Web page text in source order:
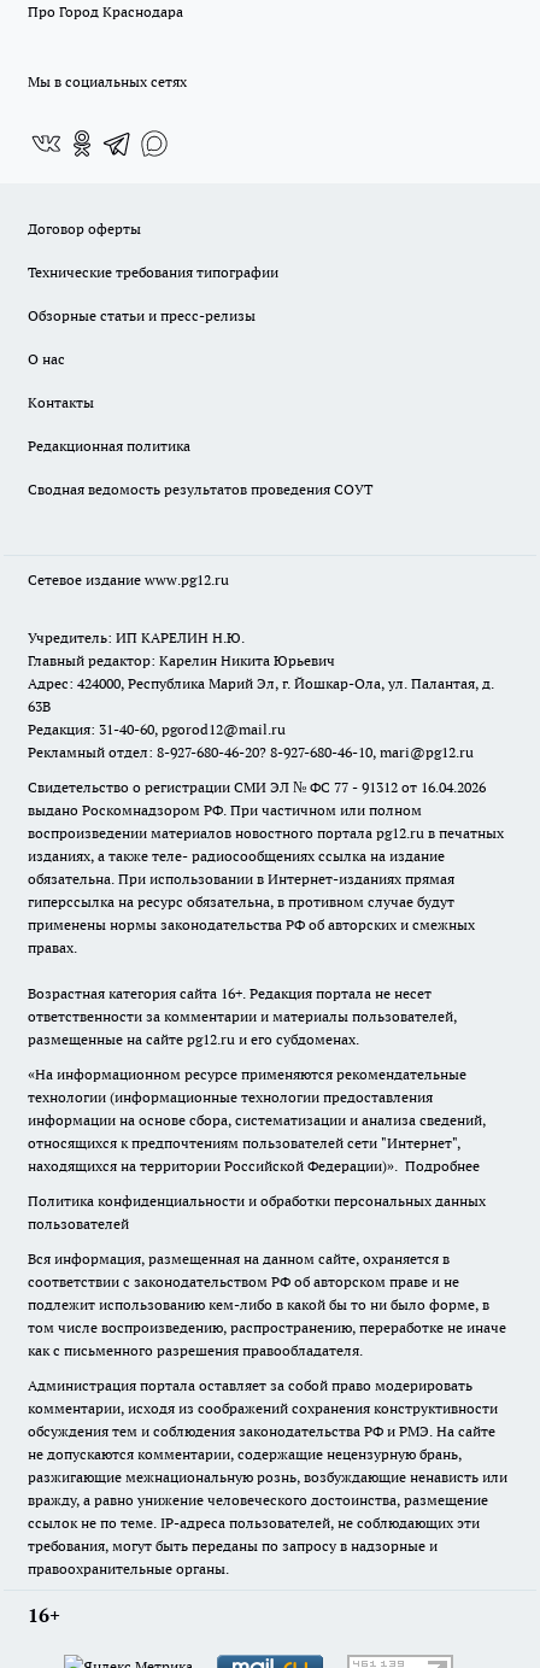
Про Город Краснодара
Мы в социальных сетях
Договор оферты
Технические требования типографии
Обзорные статьи и пресс-релизы
О нас
Контакты
Редакционная политика
Сводная ведомость результатов проведения СОУТ
Сетевое издание www.pg12.ru
Учредитель: ИП КАРЕЛИН Н.Ю.
Главный редактор: Карелин Никита Юрьевич
Адрес: 424000, Республика Марий Эл, г. Йошкар-Ола, ул. Палантая, д.
63В
Редакция: 31-40-60, pgorod12@mail.ru
Рекламный отдел: 8-927-680-46-20? 8-927-680-46-10, mari@pg12.ru
Свидетельство о регистрации СМИ ЭЛ № ФС 77 - 91312 от 16.04.2026
выдано Роскомнадзором РФ. При частичном или полном
воспроизведении материалов новостного портала pg12.ru в печатных
изданиях, а также теле- радиосообщениях ссылка на издание
обязательна. При использовании в Интернет-изданиях прямая
гиперссылка на ресурс обязательна, в противном случае будут
применены нормы законодательства РФ об авторских и смежных
правах.
Возрастная категория сайта 16+. Редакция портала не несет
ответственности за комментарии и материалы пользователей,
размещенные на сайте pg12.ru и его субдоменах.
«На информационном ресурсе применяются рекомендательные
технологии (информационные технологии предоставления
информации на основе сбора, систематизации и анализа сведений,
относящихся к предпочтениям пользователей сети "Интернет",
находящихся на территории Российской Федерации)». Подробнее
Политика конфиденциальности и обработки персональных данных
пользователей
Вся информация, размещенная на данном сайте, охраняется в
соответствии с законодательством РФ об авторском праве и не
подлежит использованию кем-либо в какой бы то ни было форме, в
том числе воспроизведению, распространению, переработке не иначе
как с письменного разрешения правообладателя.
Администрация портала оставляет за собой право модерировать
комментарии, исходя из соображений сохранения конструктивности
обсуждения тем и соблюдения законодательства РФ и РМЭ. На сайте
не допускаются комментарии, содержащие нецензурную брань,
разжигающие межнациональную рознь, возбуждающие ненависть или
вражду, а равно унижение человеческого достоинства, размещение
ссылок не по теме. IP-адреса пользователей, не соблюдающих эти
требования, могут быть переданы по запросу в надзорные и
правоохранительные органы.
16+